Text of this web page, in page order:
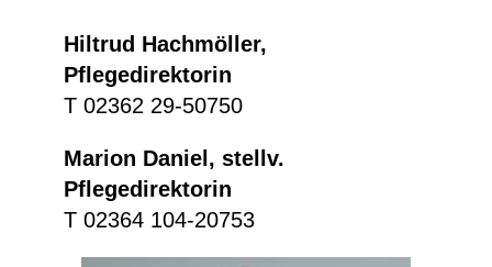
Hiltrud Hachmöller,
Pflegedirektorin
T 02362 29-50750
Marion Daniel, stellv.
Pflegedirektorin
T 02364 104-20753